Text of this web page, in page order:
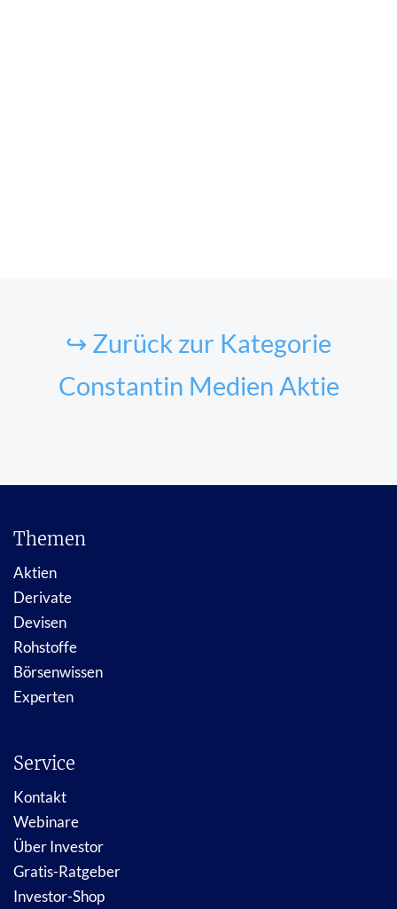
↪ Zurück zur Kategorie
Constantin Medien Aktie
Themen
Aktien
Derivate
Devisen
Rohstoffe
Börsenwissen
Experten
Service
Kontakt
Webinare
Über Investor
Gratis-Ratgeber
Investor-Shop